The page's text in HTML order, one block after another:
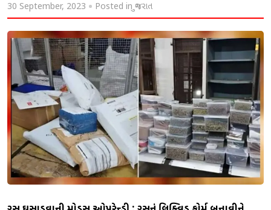
30 September, 2023 Posted inગુજરાત